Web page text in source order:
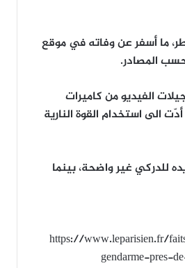
ما أسفر عن وفاته في موقع
المصادر.
الفيديو من كاميرات
الى استخدام القوة النارية
للدركي غير واضحة، بينما
https://www.leparisien.fr/
gendarme-pres-